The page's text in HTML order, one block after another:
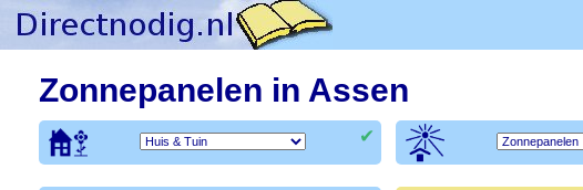
Zonnepanelen in Assen
✔